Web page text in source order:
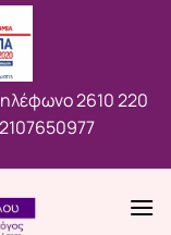
2610 220
2107650977